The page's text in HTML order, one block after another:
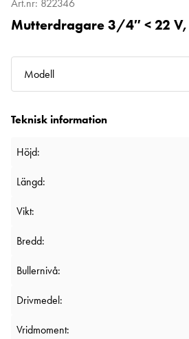
Art.nr: 822346
Mutterdragare 3/4″ < 22
Modell
Teknisk information
Höjd:
Längd:
Vikt:
Bredd:
Bullernivå:
Drivmedel:
Vridmoment: